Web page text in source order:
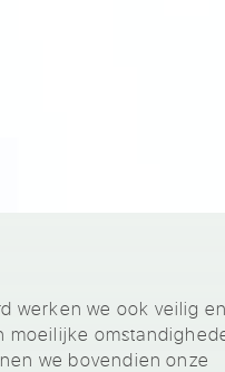
werken we ook veilig en
moeilijke
we bovendien onze